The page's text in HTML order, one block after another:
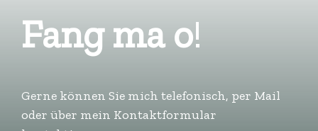
Fang ma o!
Gerne können Sie mich telefonisch, per Mail
oder über mein Kontaktformular